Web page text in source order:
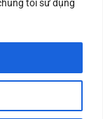
tôi sử dụng
Nội